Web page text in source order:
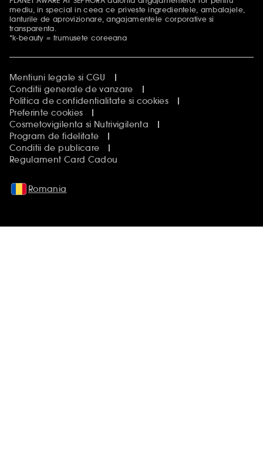
mediu, in special in ceea ce priveste ingredientele, ambalajele,
lanturile de aprovizionare, angajamentele corporative si
transparenta.
*k-beauty = frumusete coreeana
Mentiuni legale si CGU
Conditii generale de vanzare
Politica de confidentialitate si cookies
Preferinte cookies
Cosmetovigilenta si Nutrivigilenta
Program de fidelitate
Conditii de publicare
Regulament Card Cadou
Romania